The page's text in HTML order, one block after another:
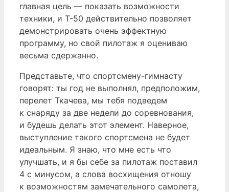
главная цель — показать возможности
техники, и Т-50 действительно позволяет
демонстрировать очень эффектную
программу, но свой пилотаж я оцениваю
весьма сдержанно.
Представьте, что спортсмену-гимнасту
говорят: ты год не выполнял, предположим,
перелет Ткачева, мы тебя подведем
к снаряду за две недели до соревнования,
и будешь делать этот элемент. Наверное,
выступление такого спортсмена не будет
идеальным. Я знаю, что мне есть что
улучшать, и я бы себе за пилотаж поставил
4 с минусом, а слова восхищения отношу
к возможностям замечательного самолета,